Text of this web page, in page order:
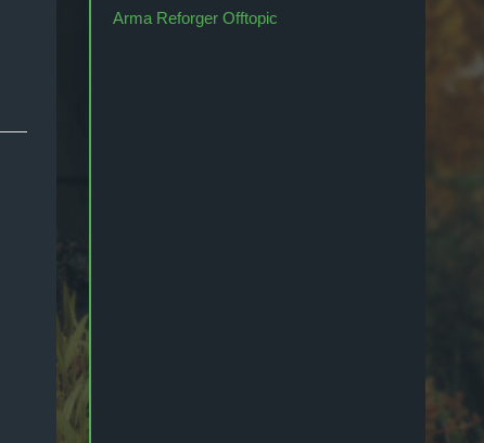
Arma Reforger Offtopic